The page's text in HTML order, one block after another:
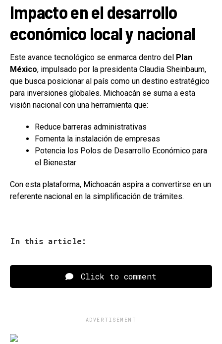
Impacto en el desarrollo
económico local y nacional
Este avance tecnológico se enmarca dentro del Plan
México, impulsado por la presidenta Claudia Sheinbaum,
que busca posicionar al país como un destino estratégico
para inversiones globales. Michoacán se suma a esta
visión nacional con una herramienta que:
Reduce barreras administrativas
Fomenta la instalación de empresas
Potencia los Polos de Desarrollo Económico para
el Bienestar
Con esta plataforma, Michoacán aspira a convertirse en un
referente nacional en la simplificación de trámites.
In this article:
Click to comment
ADVERTISEMENT